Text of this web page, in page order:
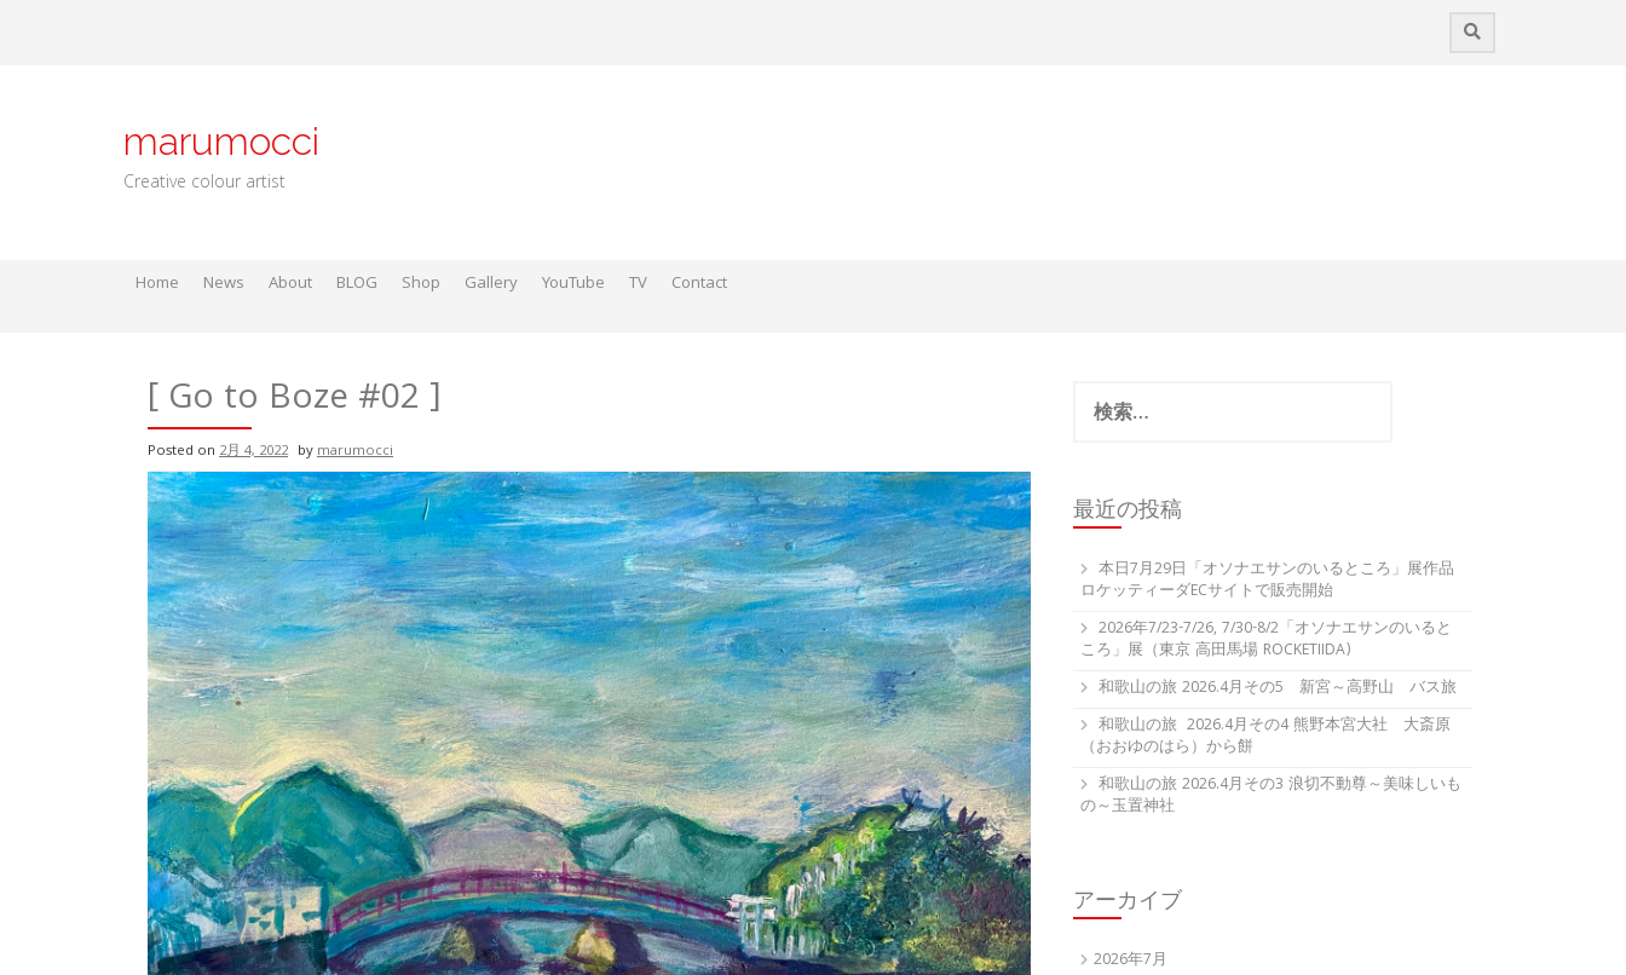
marumocci
Creative colour artist
Home News About BLOG Shop Gallery YouTube TV Contact
[ Go to Boze #02 ]
Posted on 2月 4, 2022 bymarumocci
最近の投稿
本日7月29日「オソナエサンのいるところ」展作品
ロケッティーダECサイトで販売開始
2026年7/23-7/26, 7/30-8/2「オソナエサンのいると
ころ」展（東京 高田馬場 ROCKETIIDA)
和歌山の旅 2026.4月その5 新宮～高野山 バス旅
和歌山の旅 2026.4月その4 熊野本宮大社 大斎原
（おおゆのはら）から餅
和歌山の旅 2026.4月その3 浪切不動尊～美味しいも
の～玉置神社
アーカイブ
2026年7月